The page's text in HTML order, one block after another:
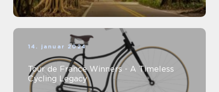
14. januar 2024
Tour de France Winners - A Timeless
Cycling Legacy